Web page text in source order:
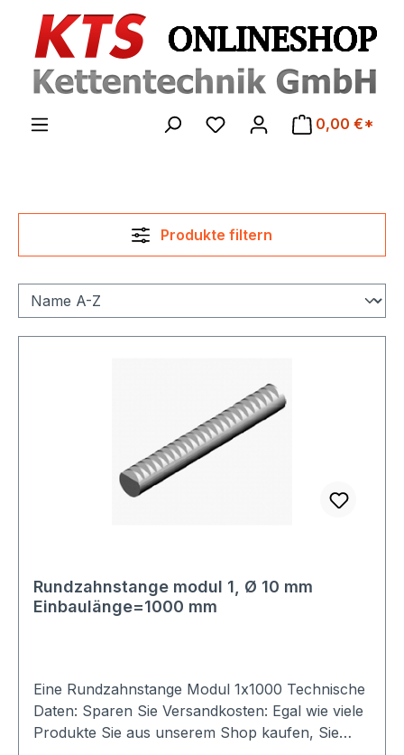
Zum Hauptinhalt springen
0,00 €*
Produkte filtern
Rundzahnstange modul 1, Ø 10 mm
Einbaulänge=1000 mm
Eine Rundzahnstange Modul 1x1000 Technische
Daten: Sparen Sie Versandkosten: Egal wie viele
Produkte Sie aus unserem Shop kaufen, Sie